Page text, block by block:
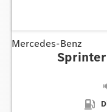
Mercedes-Benz
Sprinter